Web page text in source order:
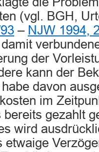
(vgl. BGH,
– NJW 1994,
der
kann der
davon
im
gezahlt
wird
etwaige